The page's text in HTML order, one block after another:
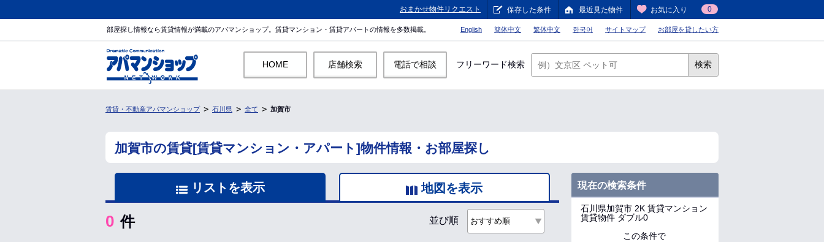
おまかせ物件リクエスト 保存した条件 最近見た物件 お気に入り 0
部屋探し情報なら賃貸情報が満載のアパマンショップ。賃貸マンション・賃貸アパートの情報を多数掲載。 English 簡体中文 繁体中文 한국어 サイトマップ お部屋を貸したい方
HOME 店舗検索 電話で相談 フリーワード検索 検索
賃貸・不動産アパマンショップ 石川県 全て 加賀市
加賀市の賃貸[賃貸マンション・アパート]物件情報・お部屋探し
リストを表示 地図を表示
0 件 並び順
現在の検索条件
石川県加賀市 2K 賃貸マンション
賃貸物件 ダブル0
この条件で